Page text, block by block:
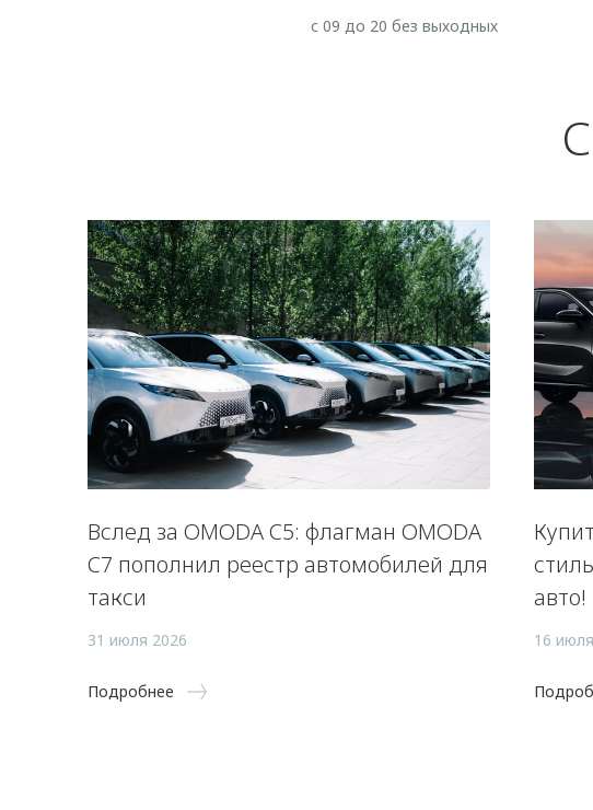
с 09 до 20 без выходных
Вслед за OMODA C5: флагман OMODA
C7 пополнил реестр автомобилей для
такси
31 июля 2026
Подробнее
авто!
16